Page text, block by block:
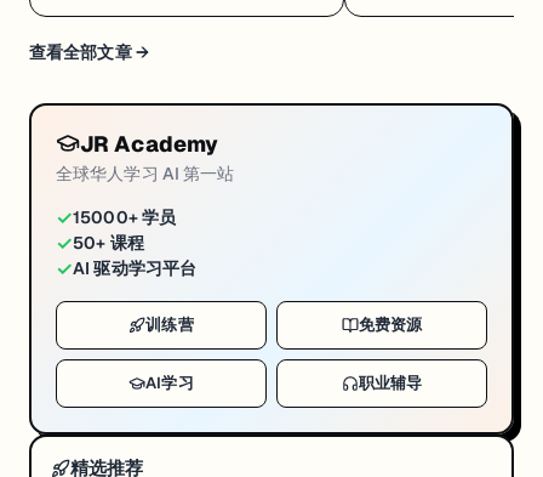
查看全部文章 →
JR Academy
全球华人学习 AI 第一站
✓15000+ 学员
✓50+ 课程
✓AI 驱动学习平台
训练营 免费资源
AI学习 职业辅导
精选推荐